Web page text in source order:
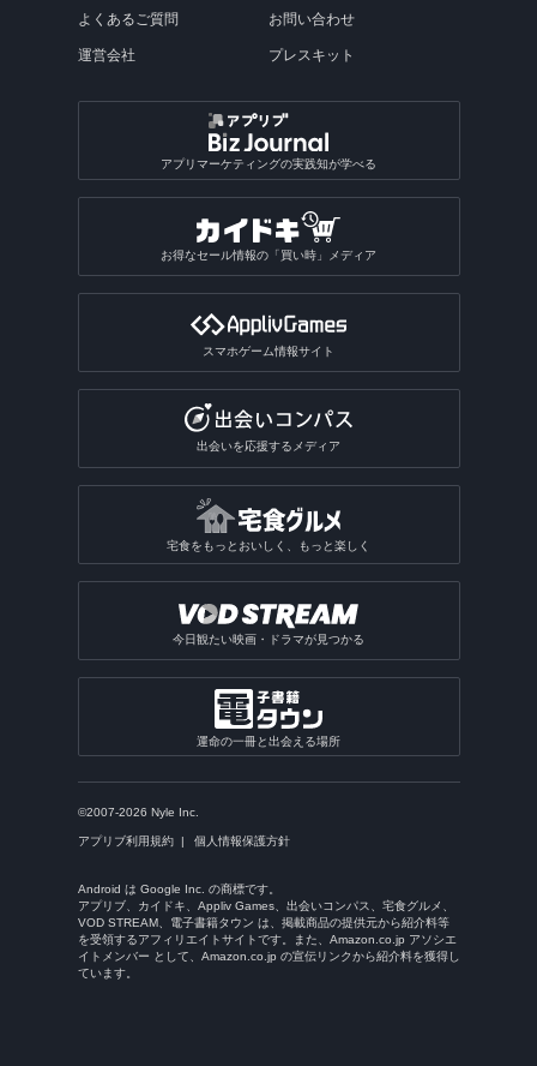
よくあるご質問
運営会社
お問い合わせ
プレスキット
アプリマーケティングの実践知が学べる
お得なセール情報の「買い時」メディア
スマホゲーム情報サイト
出会いを応援するメディア
宅食をもっとおいしく、もっと楽しく
今日観たい映画・ドラマが見つかる
運命の一冊と出会える場所
©2007-2026 Nyle Inc.
アプリブ利用規約 個人情報保護方針
Android は Google Inc. の商標です。
アプリブ、カイドキ、Appliv Games、出会いコンパス、宅食グルメ、
VOD STREAM、電子書籍タウン は、掲載商品の提供元から紹介料等
を受領するアフィリエイトサイトです。また、Amazon.co.jp アソシエ
イトメンバー として、Amazon.co.jp の宣伝リンクから紹介料を獲得し
ています。